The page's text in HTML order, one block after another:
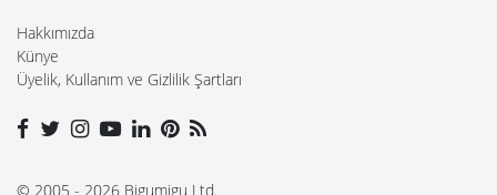
Hakkımızda
Künye
Üyelik, Kullanım ve Gizlilik Şartları
© 2005 - 2026 Bigumigu Ltd.